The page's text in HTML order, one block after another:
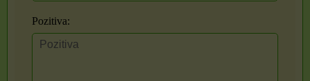
Pozitiva: